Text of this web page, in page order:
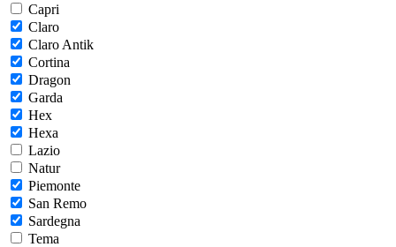
Capri
Claro
Claro Antik
Cortina
Dragon
Garda
Hex
Hexa
Lazio
Natur
Piemonte
San Remo
Sardegna
Tema